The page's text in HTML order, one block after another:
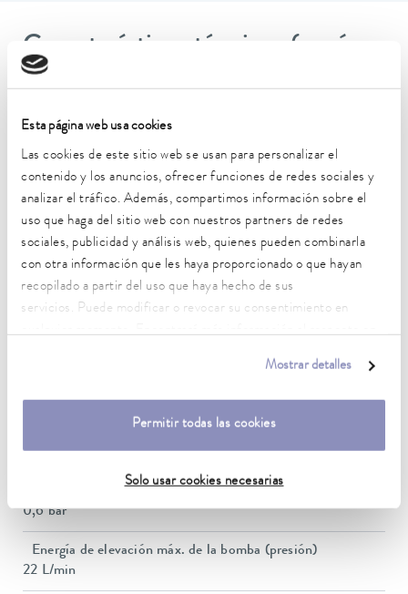
Esta página web usa cookies
Las cookies de este sitio web se usan para personalizar el
contenido y los anuncios, ofrecer funciones de redes sociales y
analizar el tráfico. Además, compartimos información sobre el
uso que haga del sitio web con nuestros partners de redes
sociales, publicidad y análisis web, quienes pueden combinarla
con otra información que les haya proporcionado o que hayan
recopilado a partir del uso que haya hecho de sus
servicios. Puede modificar o revocar su consentimiento en
Mostrar detalles
Permitir todas las cookies
Solo usar cookies necesarias
Características técnicas (según
DIN 12876)
Rango de temperatura de trabajo
-15 ... 200 °C
Temperatura ambiente
5 ... 40 °C
Estabilidad de temperatura
Potencia calorífica máx.
2 kW
10 A
0,6 bar
Energía de elevación máx. de la bomba (presión)
22 L/min